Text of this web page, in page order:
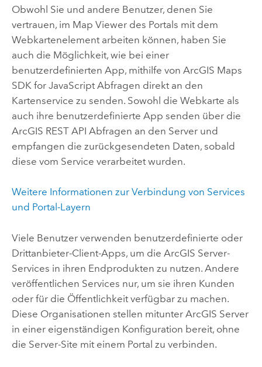
Obwohl Sie und andere Benutzer, denen Sie
vertrauen, im Map Viewer des Portals mit dem
Webkartenelement arbeiten können, haben Sie
auch die Möglichkeit, wie bei einer
benutzerdefinierten App, mithilfe von ArcGIS Maps
SDK for JavaScriptAbfragen direkt an den
Kartenservice zu senden. Sowohl die Webkarte als
auch ihre benutzerdefinierte App senden über die
ArcGIS REST API Abfragen an den Server und
empfangen die zurückgesendeten Daten, sobald
diese vom Service verarbeitet wurden.
Weitere Informationen zur Verbindung von Services
und Portal-Layern
Viele Benutzer verwenden benutzerdefinierte oder
Drittanbieter-Client-Apps, um die ArcGIS Server-
Services in ihren Endprodukten zu nutzen. Andere
veröffentlichen Services nur, um sie ihren Kunden
oder für die Öffentlichkeit verfügbar zu machen.
Diese Organisationen stellen mitunter ArcGIS Server
in einer eigenständigen Konfiguration bereit, ohne
die Server-Site mit einem Portal zu verbinden.